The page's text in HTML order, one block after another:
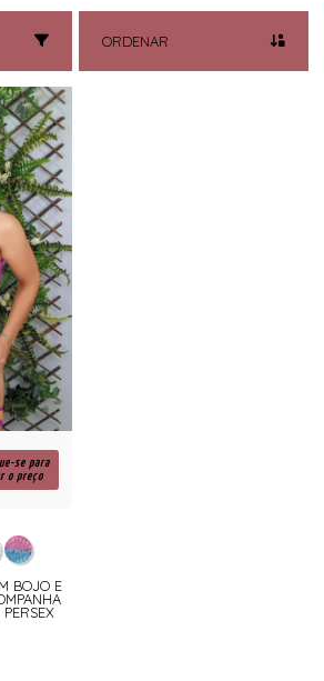
ORDENAR
se para
o preço
BOJO E